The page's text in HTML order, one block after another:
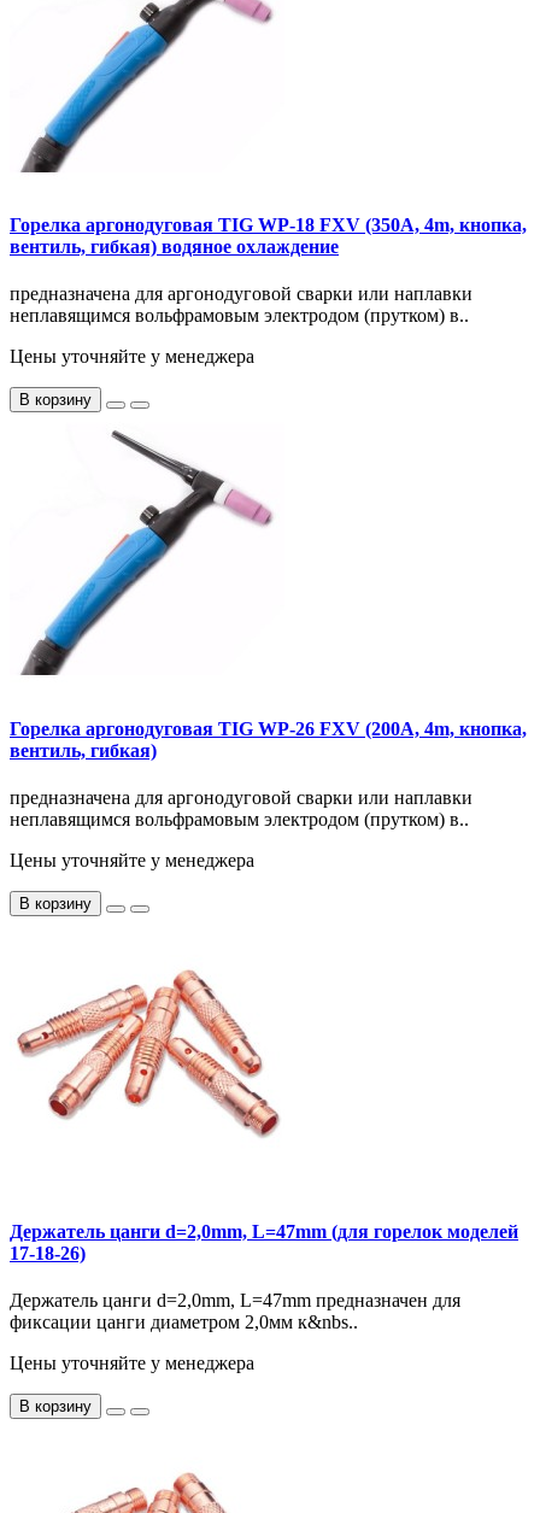
Горелка аргонодуговая TIG WP-18 FXV (350A, 4m, кнопка,
вентиль, гибкая) водяное охлаждение
предназначена для аргонодуговой сварки или наплавки
неплавящимся вольфрамовым электродом (прутком) в..
Цены уточняйте у менеджера
В корзину
Горелка аргонодуговая TIG WP-26 FXV (200A, 4m, кнопка,
вентиль, гибкая)
предназначена для аргонодуговой сварки или наплавки
неплавящимся вольфрамовым электродом (прутком) в..
Цены уточняйте у менеджера
В корзину
Держатель цанги d=2,0mm, L=47mm (для горелок моделей
17-18-26)
Держатель цанги d=2,0mm, L=47mm предназначен для
фиксации цанги диаметром 2,0мм к&nbs..
Цены уточняйте у менеджера
В корзину